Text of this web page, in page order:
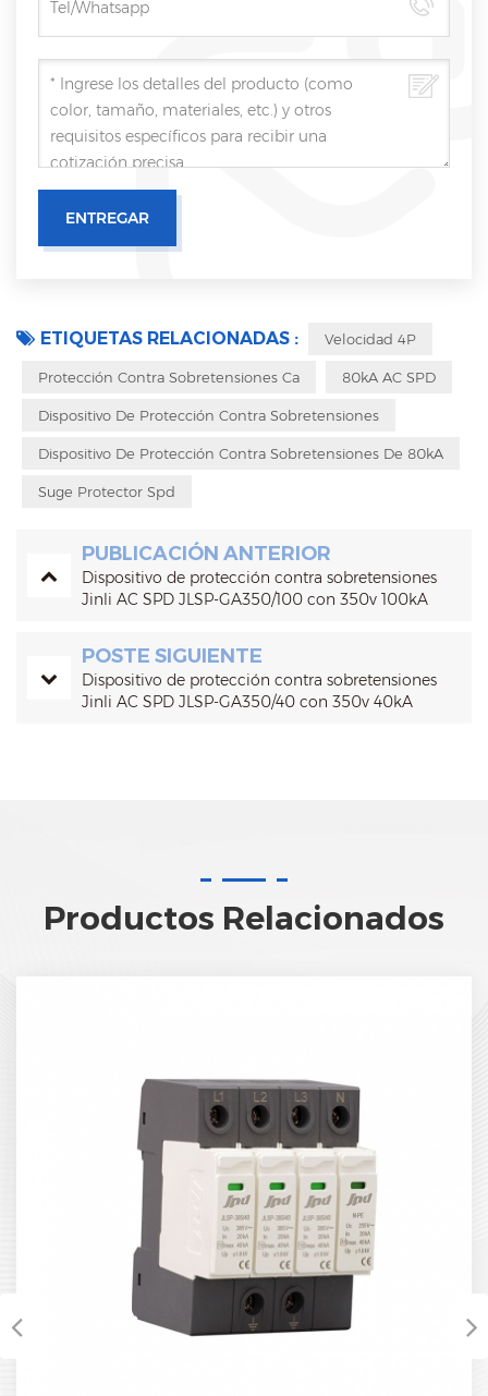
ETIQUETAS RELACIONADAS : Velocidad 4P
Protección Contra Sobretensiones Ca 80kA AC SPD
Dispositivo De Protección Contra Sobretensiones
Dispositivo De Protección Contra Sobretensiones De 80kA
Suge Protector Spd
PUBLICACIÓN ANTERIOR
Dispositivo de protección contra sobretensiones
Jinli AC SPD JLSP-GA350/100 con 350v 100kA
POSTE SIGUIENTE
Dispositivo de protección contra sobretensiones
Jinli AC SPD JLSP-GA350/40 con 350v 40kA
Productos Relacionados